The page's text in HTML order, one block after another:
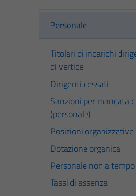
Personale
Titolari di incarichi
di vertice
Dirigenti cessati
Sanzioni per mancata
(personale)
Posizioni organizzative
Dotazione organica
Personale non a
Tassi di assenza